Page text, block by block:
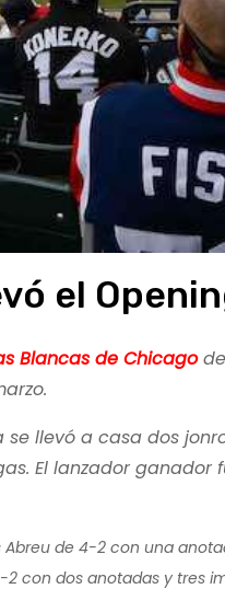
el
Blancas de Chicago
se llevó a casa dos
El lanzador
de 4-2 con una
con dos anotadas y tres